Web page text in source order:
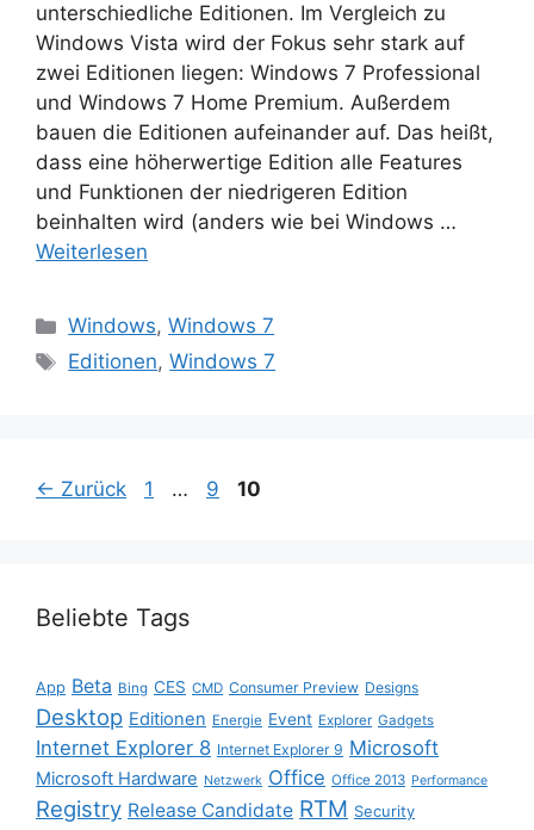
unterschiedliche Editionen. Im Vergleich zu
Windows Vista wird der Fokus sehr stark auf
zwei Editionen liegen: Windows 7 Professional
und Windows 7 Home Premium. Außerdem
bauen die Editionen aufeinander auf. Das heißt,
dass eine höherwertige Edition alle Features
und Funktionen der niedrigeren Edition
beinhalten wird (anders wie bei Windows …
Weiterlesen
Kategorien
Windows,Windows 7
Schlagwörter
Editionen,Windows 7
← Zurück Seite
1 … Seite
9 Seite
10
Beliebte Tags
App Beta Bing CES CMD Consumer Preview Designs
Desktop Editionen Energie Event Explorer Gadgets
Internet Explorer 8 Internet Explorer 9 Microsoft
Microsoft Hardware Netzwerk Office Office 2013 Performance
Registry Release Candidate RTM Security